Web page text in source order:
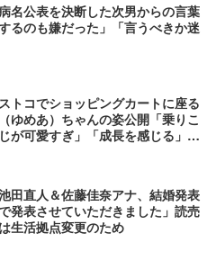
名公表を決断した次男からの言葉
るのも嫌だった」「言うべきか迷
トコでショッピングカートに座る
ゆめあ）ちゃんの姿公開「乗りこ
が可愛すぎ」「成長を感じる」の
田直人＆佐藤佳奈アナ、結婚発表
発表させていただきました」読売
生活拠点変更のため